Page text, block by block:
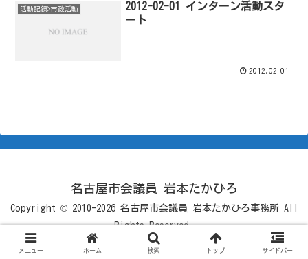
活動記録>市政活動
2012-02-01 インターン活動スタ
ート
2012.02.01
名古屋市会議員 岩本たかひろ
Copyright © 2010-2026 名古屋市会議員 岩本たかひろ事務所 All
Rights Reserved.
メニュー ホーム 検索 トップ サイドバー